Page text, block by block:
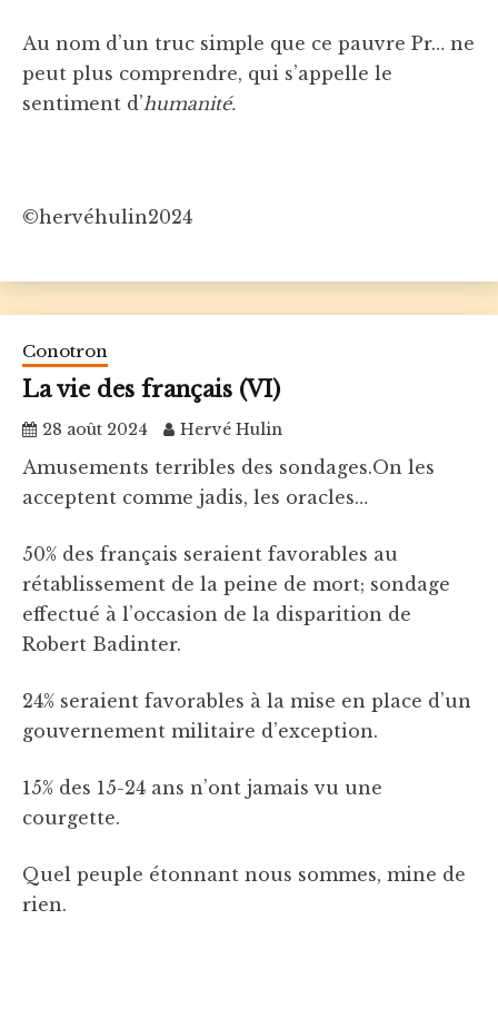
Au nom d’un truc simple que ce pauvre Pr… ne
peut plus comprendre, qui s’appelle le
sentiment d’humanité.
©hervéhulin2024
Conotron
La vie des français (VI)
28 août 2024 Hervé Hulin
Amusements terribles des sondages.On les
acceptent comme jadis, les oracles…
50% des français seraient favorables au
rétablissement de la peine de mort; sondage
effectué à l’occasion de la disparition de
Robert Badinter.
24% seraient favorables à la mise en place d’un
gouvernement militaire d’exception.
15% des 15-24 ans n’ont jamais vu une
courgette.
Quel peuple étonnant nous sommes, mine de
rien.